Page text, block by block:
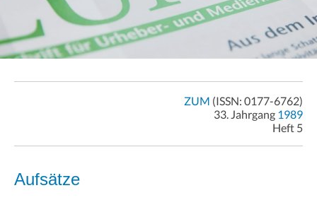
ZUM (ISSN: 0177-6762)
33. Jahrgang 1989
Heft 5
Aufsätze